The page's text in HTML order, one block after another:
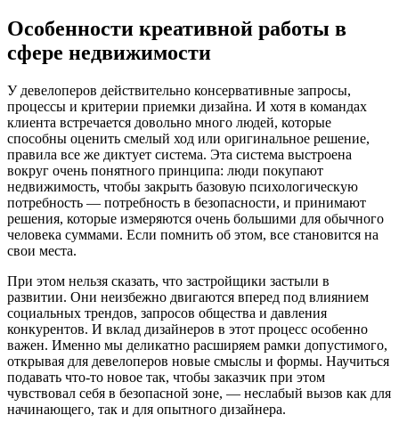
Особенности креативной работы в
сфере недвижимости
У девелоперов действительно консервативные запросы,
процессы и критерии приемки дизайна. И хотя в командах
клиента встречается довольно много людей, которые
способны оценить смелый ход или оригинальное решение,
правила все же диктует система. Эта система выстроена
вокруг очень понятного принципа: люди покупают
недвижимость, чтобы закрыть базовую психологическую
потребность — потребность в безопасности, и принимают
решения, которые измеряются очень большими для обычного
человека суммами. Если помнить об этом, все становится на
свои места.
При этом нельзя сказать, что застройщики застыли в
развитии. Они неизбежно двигаются вперед под влиянием
социальных трендов, запросов общества и давления
конкурентов. И вклад дизайнеров в этот процесс особенно
важен. Именно мы деликатно расширяем рамки допустимого,
открывая для девелоперов новые смыслы и формы. Научиться
подавать что-то новое так, чтобы заказчик при этом
чувствовал себя в безопасной зоне, — неслабый вызов как для
начинающего, так и для опытного дизайнера.